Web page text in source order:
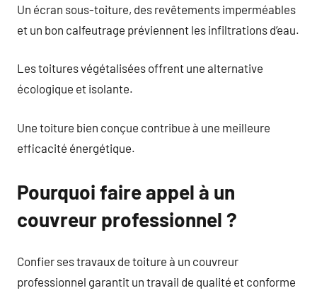
Un écran sous-toiture, des revêtements imperméables
et un bon calfeutrage préviennent les infiltrations d’eau.
Les toitures végétalisées offrent une alternative
écologique et isolante.
Une toiture bien conçue contribue à une meilleure
efficacité énergétique.
Pourquoi faire appel à un
couvreur professionnel ?
Confier ses travaux de toiture à un couvreur
professionnel garantit un travail de qualité et conforme